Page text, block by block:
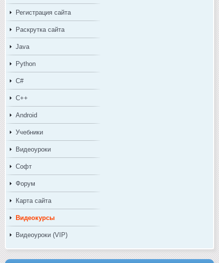
Регистрация сайта
Раскрутка сайта
Java
Python
C#
C++
Android
Учебники
Видеоуроки
Софт
Форум
Карта сайта
Видеокурсы
Видеоуроки (VIP)